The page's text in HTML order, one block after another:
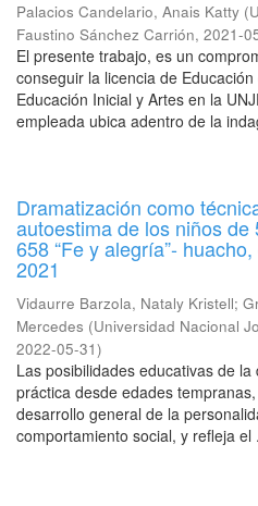
Palacios Candelario, Anais Katty (
Faustino Sánchez Carrión, 2021-
El presente trabajo, es un
conseguir la licencia de
Educación Inicial y Artes en la
empleada ubica adentro de la
Dramatización como
autoestima de los niños de
658 “Fe y alegría”-
2021
Vidaurre Barzola, Nataly Kristell;
Mercedes (Universidad Nacional
2022-05-31)
Las posibilidades educativas de
práctica desde edades
desarrollo general de la
comportamiento social, y refleja el